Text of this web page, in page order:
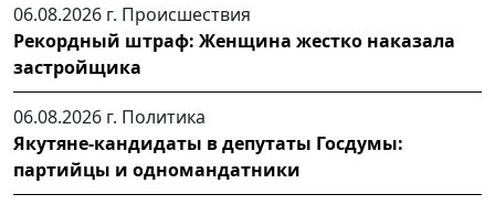
06.08.2026 г. Происшествия
Рекордный штраф: Женщина жестко наказала
застройщика
06.08.2026 г. Политика
Якутяне-кандидаты в депутаты Госдумы:
партийцы и одномандатники